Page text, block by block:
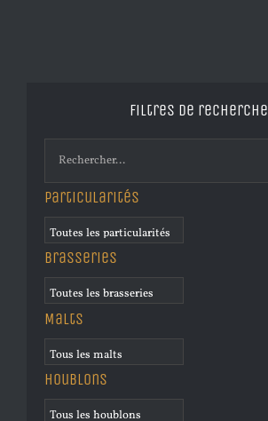
Filtres de recherche
Particularités
Brasseries
Malts
Houblons